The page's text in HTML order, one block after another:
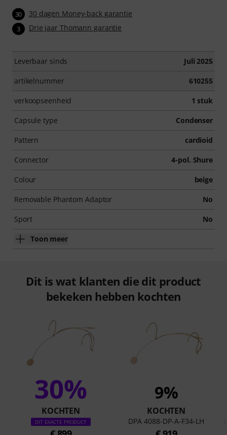
30 30 dagen Money-back garantie
3 Drie jaar Thomann garantie
Leverbaar sinds Juli 2025
artikelnummer 610255
verkoopseenheid 1 stuk
Capsule type Condenser
Pattern cardioid
Connector 4-pol. Shure
Colour beige
Removable Phantom Adaptor No
Sport No
Toon meer
Dit is wat klanten die dit product
bekeken hebben kochten
30%
KOCHTEN
DIT EXACTE PRODUCT
9%
KOCHTEN
DPA 4088-DP-A-F34-LH